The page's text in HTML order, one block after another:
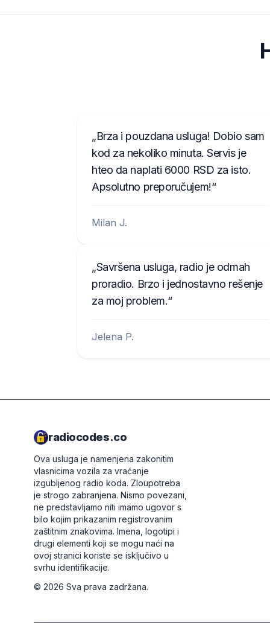
Brza i pouzdana usluga! Dobio sam
kod za nekoliko minuta. Servis je
hteo da naplati 6000 RSD za isto.
Apsolutno preporučujem!
Milan J.
Savršena usluga, radio je odmah
proradio. Brzo i jednostavno rešenje
za moj problem.
Jelena P.
radiocodes.co
Ova usluga je namenjena zakonitim
vlasnicima vozila za vraćanje
izgubljenog radio koda. Zloupotreba
je strogo zabranjena. Nismo povezani,
ne predstavljamo niti imamo ugovor s
bilo kojim prikazanim registrovanim
zaštitnim znakovima. Imena, logotipi i
drugi elementi koji se mogu naći na
ovoj stranici koriste se isključivo u
svrhu identifikacije.
© 2026 Sva prava zadržana.